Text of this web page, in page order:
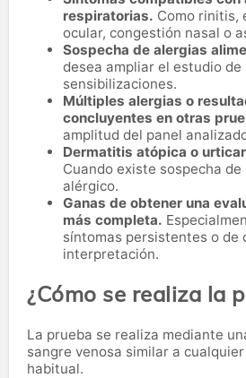
respiratorias. Como rinitis,
ocular, congestión nasal o
Sospecha de alergias
desea ampliar el estudio de
sensibilizaciones.
Múltiples alergias o
concluyentes en otras
amplitud del panel
Dermatitis atópica o
Cuando existe sospecha
alérgico.
Ganas de obtener una
más completa.
síntomas persistentes o de
interpretación.
¿Cómo se realiza la
La prueba se realiza mediante
sangre venosa similar a
habitual.